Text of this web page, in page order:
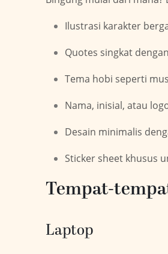
Ilustrasi karakter
Quotes singkat
Tema hobi seperti
Nama, inisial, atau
Desain minimalis
Sticker sheet khusus
Tempat-
Laptop